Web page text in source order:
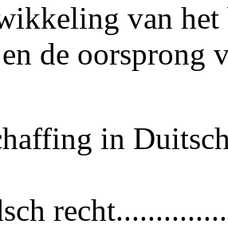
van
de oorsprong
in